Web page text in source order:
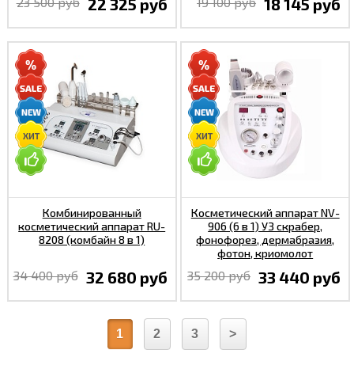
22 325 руб 18 145 руб
Комбинированный
косметический аппарат RU-
8208 (комбайн 8 в 1)
32 680 руб
34 400 руб
Косметический аппарат NV-
906 (6 в 1) УЗ скрабер,
фонофорез, дермабразия,
фотон, криомолот
33 440 руб
35 200 руб
1 2 3 >